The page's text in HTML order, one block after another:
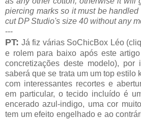
piercing marks so it must be
cut DP Studio's size 40 without any
---
PT: Já fiz várias SoChicBox Léo
e rolem para baixo após este
concretizações deste modelo),
saberá que se trata um um top estilo
com interessantes recortes e
em particular, o tecido incluído é
encerado azul-indigo, uma cor
tem um efeito engelhado e ao